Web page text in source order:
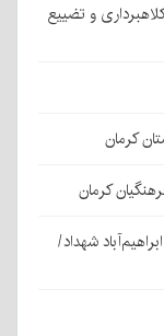
و تضییع
کرمان
کرمان
شهداد/